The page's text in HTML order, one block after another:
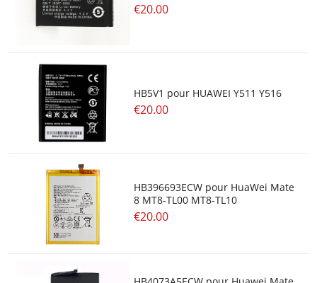
€20.00
HB5V1 pour HUAWEI Y511 Y516
€20.00
HB396693ECW pour HuaWei Mate
8 MT8-TL00 MT8-TL10
€20.00